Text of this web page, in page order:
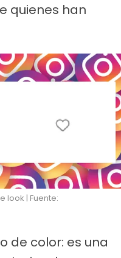
quienes han
look | Fuente:
de color: es una